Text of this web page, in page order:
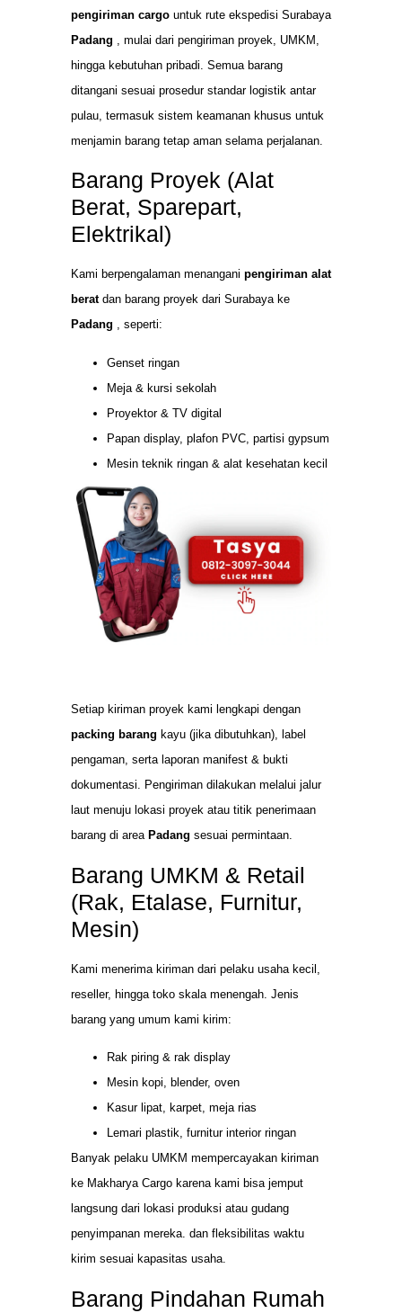
pengiriman cargo untuk rute ekspedisi Surabaya
Padang
, mulai dari pengiriman proyek, UMKM,
hingga kebutuhan pribadi. Semua barang
ditangani sesuai prosedur standar logistik antar
pulau, termasuk sistem keamanan khusus untuk
menjamin barang tetap aman selama perjalanan.
Barang Proyek (Alat
Berat, Sparepart,
Elektrikal)
Kami berpengalaman menangani pengiriman alat
beratdan barang proyek dari Surabaya ke
Padang , seperti:
Genset ringan
Meja & kursi sekolah
Proyektor & TV digital
Papan display, plafon PVC, partisi gypsum
Mesin teknik ringan & alat kesehatan kecil
Setiap kiriman proyek kami lengkapi dengan
packing barang kayu (jika dibutuhkan), label
pengaman, serta laporan manifest & bukti
dokumentasi. Pengiriman dilakukan melalui jalur
laut menuju lokasi proyek atau titik penerimaan
barang di area Padang sesuai permintaan.
Barang UMKM & Retail
(Rak, Etalase, Furnitur,
Mesin)
Kami menerima kiriman dari pelaku usaha kecil,
reseller, hingga toko skala menengah. Jenis
barang yang umum kami kirim:
Rak piring & rak display
Mesin kopi, blender, oven
Kasur lipat, karpet, meja rias
Lemari plastik, furnitur interior ringan
Banyak pelaku UMKM mempercayakan kiriman
ke Makharya Cargo karena kami bisa jemput
langsung dari lokasi produksi atau gudang
penyimpanan mereka. dan fleksibilitas waktu
kirim sesuai kapasitas usaha.
Barang Pindahan Rumah